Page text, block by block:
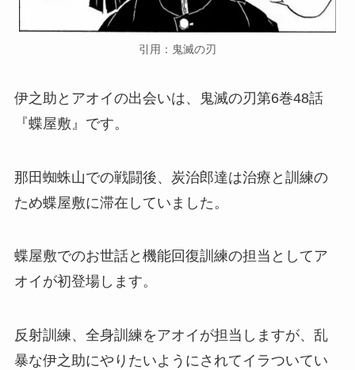
引用：鬼滅の刃
伊之助とアオイの出会いは、鬼滅の刃第6巻48話
『蝶屋敷』です。
那田蜘蛛山での戦闘後、炭治郎達は治療と訓練の
ため蝶屋敷に滞在していました。
蝶屋敷でのお世話と機能回復訓練の担当としてア
オイが初登場します。
反射訓練、全身訓練をアオイが担当しますが、乱
暴な伊之助にやりたいようにされてイラついてい